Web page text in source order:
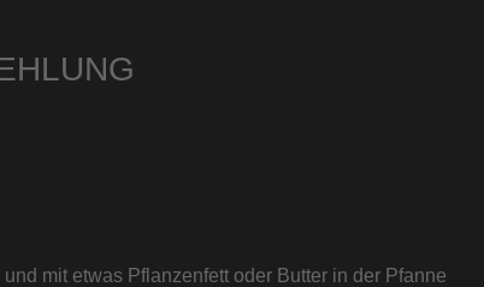
mit etwas Pflanzenfett oder Butter in der Pfanne